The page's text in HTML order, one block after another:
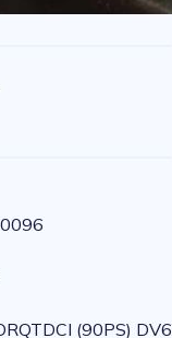
(90PS) DV6